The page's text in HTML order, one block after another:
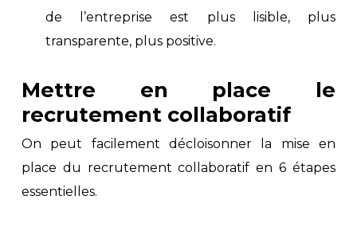
de l’entreprise est plus lisible, plus
transparente, plus positive.
Mettre en place le
recrutement collaboratif
On peut facilement décloisonner la mise en
place du recrutement collaboratif en 6 étapes
essentielles.